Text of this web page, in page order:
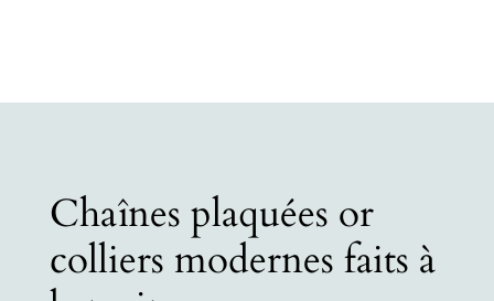
Chaînes plaquées or
colliers modernes faits à